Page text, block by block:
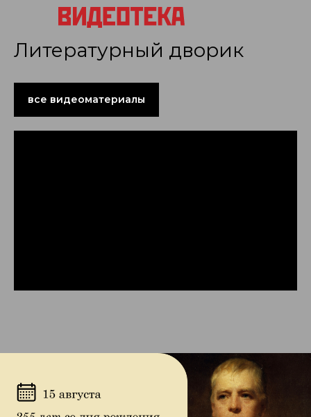
Литературный дворик
все видеоматериалы